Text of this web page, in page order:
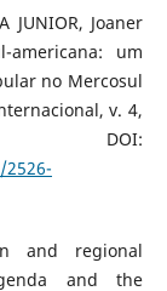
JUNIOR, Joaner
um
no Mercosul
v. 4,
DOI:
and regional
and the